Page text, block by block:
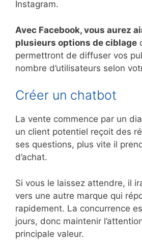
Instagram.
Avec Facebook, vous aurez
plusieurs options de ciblage
permettront de diffuser vos
nombre d’utilisateurs selon
Créer un chatbot
La vente commence par un
un client potentiel reçoit des
ses questions, plus vite il
d’achat.
Si vous le laissez attendre, il
vers une autre marque qui
rapidement. La concurrence
jours, donc maintenir
principale valeur.